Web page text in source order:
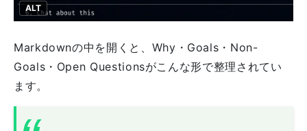
ALT
Markdownの中を開くと、Why・Goals・Non-
Goals・Open Questionsがこんな形で整理されてい
ます。